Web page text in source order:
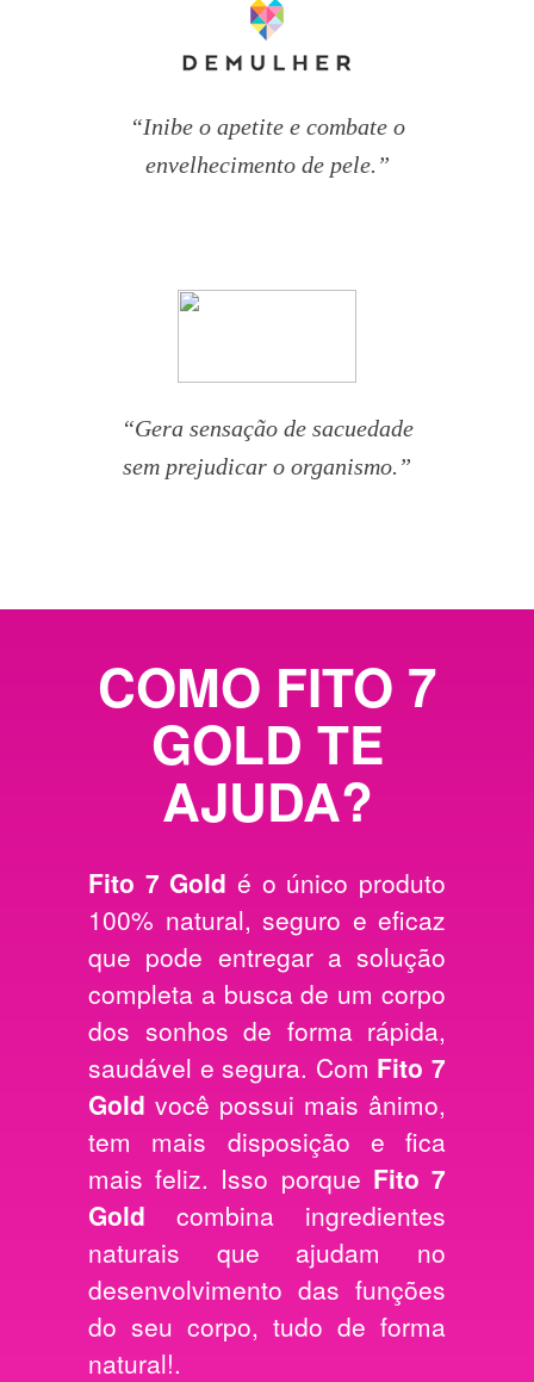
“Inibe o apetite e combate o
envelhecimento de pele.”
“Gera sensação de sacuedade
sem prejudicar o organismo.”
COMO FITO 7
GOLD TE
AJUDA?
Fito 7 Gold é o único produto
100% natural, seguro e eficaz
que pode entregar a solução
completa a busca de um corpo
dos sonhos de forma rápida,
saudável e segura. Com Fito 7
Gold você possui mais ânimo,
tem mais disposição e fica
mais feliz. Isso porque Fito 7
Gold combina ingredientes
naturais que ajudam no
desenvolvimento das funções
do seu corpo, tudo de forma
natural!.